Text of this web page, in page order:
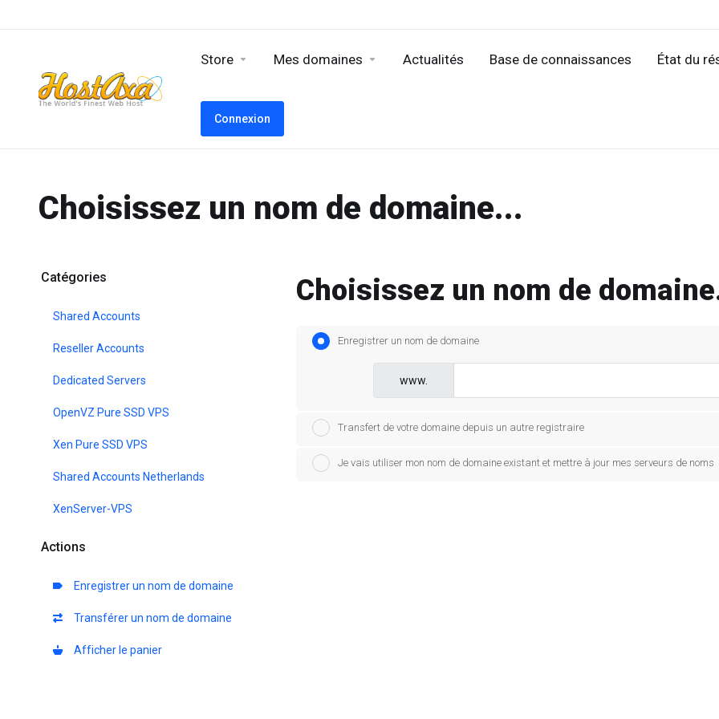
Store Mes domaines Actualités Base de connaissances État du
Connexion
Choisissez un nom de domaine...
Catégories
Shared Accounts
Reseller Accounts
Dedicated Servers
OpenVZ Pure SSD VPS
Xen Pure SSD VPS
Shared Accounts Netherlands
XenServer-VPS
Actions
Enregistrer un nom de domaine
Transférer un nom de domaine
Afficher le panier
Choisissez un nom de
Enregistrer un nom de domaine
www.
Transfert de votre domaine depuis un autre registraire
Je vais utiliser mon nom de domaine existant et mettre à jour mes serveurs de noms